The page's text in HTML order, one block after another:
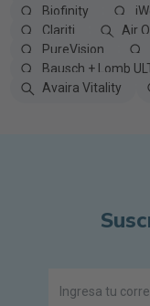
Biofinity
Clariti
Air
PureVision
Bausch + Lomb
Avaira Vitality